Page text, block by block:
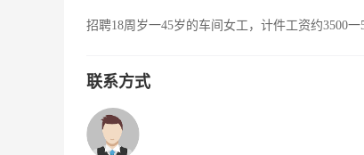
招聘18周岁一45岁的车间女工，计件工资约3500
联系方式